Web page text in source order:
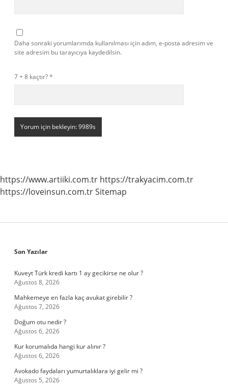
Daha sonraki yorumlarımda kullanılması için adım, e-posta adresim ve
site adresim bu tarayıcıya kaydedilsin.
7 + 8 kaçtır?*
https://www.artiiki.com.tr https://trakyacim.com.tr
https://loveinsun.com.trSitemap
Sidebar
Son Yazılar
Kuveyt Türk kredi kartı 1 ay gecikirse ne olur ?
Ağustos 8, 2026
Mahkemeye en fazla kaç avukat girebilir ?
Ağustos 7, 2026
Doğum otu nedir ?
Ağustos 6, 2026
Kur korumalıda hangi kur alınır ?
Ağustos 6, 2026
Avokado faydaları yumurtalıklara iyi gelir mi ?
Ağustos 5, 2026